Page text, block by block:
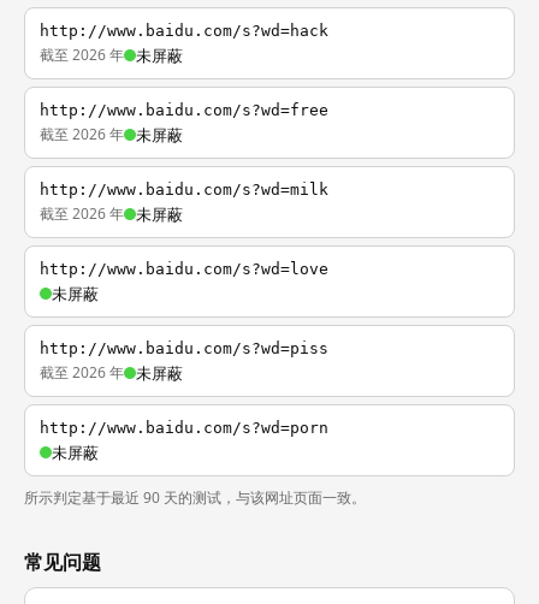
http://www.baidu.com/s?wd=hack
截至 2026 年 未屏蔽
http://www.baidu.com/s?wd=free
截至 2026 年 未屏蔽
http://www.baidu.com/s?wd=milk
截至 2026 年 未屏蔽
http://www.baidu.com/s?wd=love
未屏蔽
http://www.baidu.com/s?wd=piss
截至 2026 年 未屏蔽
http://www.baidu.com/s?wd=porn
未屏蔽
所示判定基于最近 90 天的测试，与该网址页面一致。
常见问题